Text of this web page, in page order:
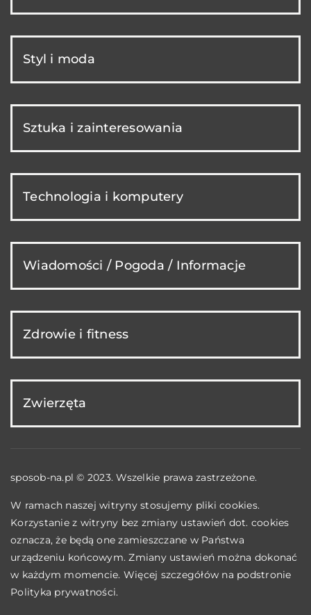
Styl i moda
Sztuka i zainteresowania
Technologia i komputery
Wiadomości / Pogoda / Informacje
Zdrowie i fitness
Zwierzęta
sposob-na.pl © 2023. Wszelkie prawa zastrzeżone.
W ramach naszej witryny stosujemy pliki cookies.
Korzystanie z witryny bez zmiany ustawień dot. cookies
oznacza, że będą one zamieszczane w Państwa
urządzeniu końcowym. Zmiany ustawień można dokonać
w każdym momencie. Więcej szczegółów na podstronie
Polityka prywatności.